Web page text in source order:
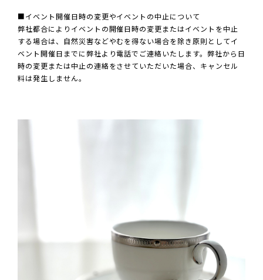
■イベント開催日時の変更やイベントの中止について
弊社都合によりイベントの開催日時の変更またはイベントを中止
する場合は、自然災害などやむを得ない場合を除き原則としてイ
ベント開催日までに弊社より電話でご連絡いたします。弊社から日
時の変更または中止の連絡をさせていただいた場合、キャンセル
料は発生しません。